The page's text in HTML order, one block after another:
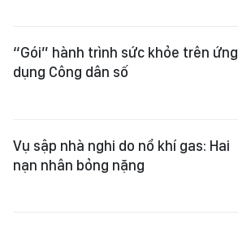
“Gói” hành trình sức khỏe trên ứng
dụng Công dân số
Vụ sập nhà nghi do nổ khí gas: Hai
nạn nhân bỏng nặng